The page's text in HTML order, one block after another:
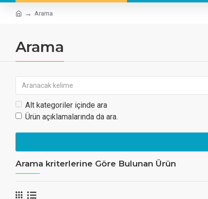
Arama
Arama
Alt kategoriler içinde ara
Ürün açıklamalarında da ara.
Arama kriterlerine Göre Bulunan Ürün